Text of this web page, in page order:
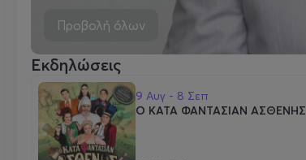
Προβολή όλων
Εκδηλώσεις
9 Αυγ - 8 Σεπ
Ο ΚΑΤΑ ΦΑΝΤΑΣΙΑΝ ΑΣΘΕΝΗΣ